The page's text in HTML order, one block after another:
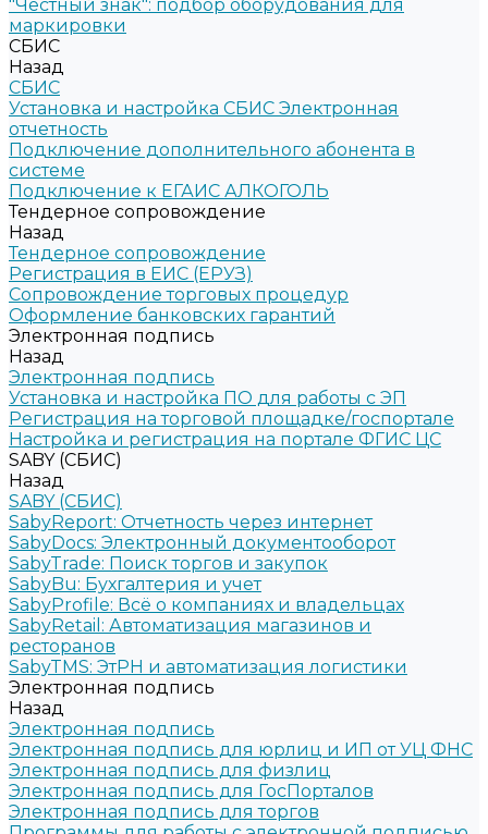
"Честный знак": подбор оборудования для
маркировки
СБИС
Назад
СБИС
Установка и настройка СБИС Электронная
отчетность
Подключение дополнительного абонента в
системе
Подключение к ЕГАИС АЛКОГОЛЬ
Тендерное сопровождение
Назад
Тендерное сопровождение
Регистрация в ЕИС (ЕРУЗ)
Сопровождение торговых процедур
Оформление банковских гарантий
Электронная подпись
Назад
Электронная подпись
Установка и настройка ПО для работы с ЭП
Регистрация на торговой площадке/госпортале
Настройка и регистрация на портале ФГИС ЦС
SABY (СБИС)
Назад
SABY (СБИС)
SabyReport: Отчетность через интернет
SabyDocs: Электронный документооборот
SabyTrade: Поиск торгов и закупок
SabyBu: Бухгалтерия и учет
SabyProfile: Всё о компаниях и владельцах
SabyRetail: Автоматизация магазинов и
ресторанов
SabyTMS: ЭтРН и автоматизация логистики
Электронная подпись
Назад
Электронная подпись
Электронная подпись для юрлиц и ИП от УЦ ФНС
Электронная подпись для физлиц
Электронная подпись для ГосПорталов
Электронная подпись для торгов